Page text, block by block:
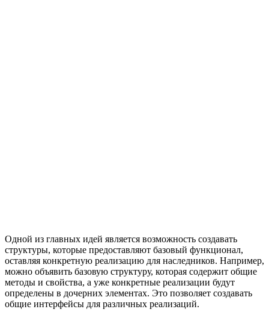
Одной из главных идей является возможность создавать
структуры, которые предоставляют базовый функционал,
оставляя конкретную реализацию для наследников. Например,
можно объявить базовую структуру, которая содержит общие
методы и свойства, а уже конкретные реализации будут
определены в дочерних элементах. Это позволяет создавать
общие интерфейсы для различных реализаций.